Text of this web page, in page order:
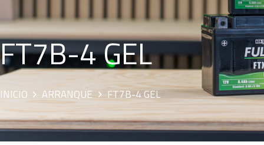
FT7B-4 GEL
INICIO ARRANQUE FT7B-4 GEL